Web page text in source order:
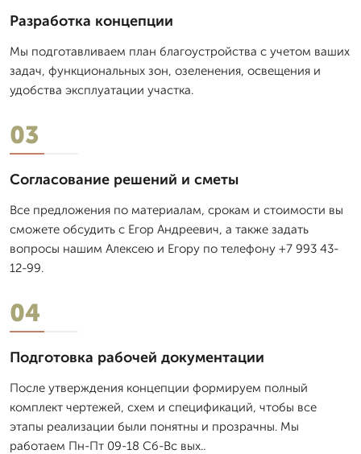
Разработка концепции
Мы подготавливаем план благоустройства с учетом ваших
задач, функциональных зон, озеленения, освещения и
удобства эксплуатации участка.
03
Согласование решений и сметы
Все предложения по материалам, срокам и стоимости вы
сможете обсудить с Егор Андреевич, а также задать
вопросы нашим Алексею и Егору по телефону +7 993 43-
12-99.
04
Подготовка рабочей документации
После утверждения концепции формируем полный
комплект чертежей, схем и спецификаций, чтобы все
этапы реализации были понятны и прозрачны. Мы
работаем Пн-Пт 09-18 Сб-Вс вых..